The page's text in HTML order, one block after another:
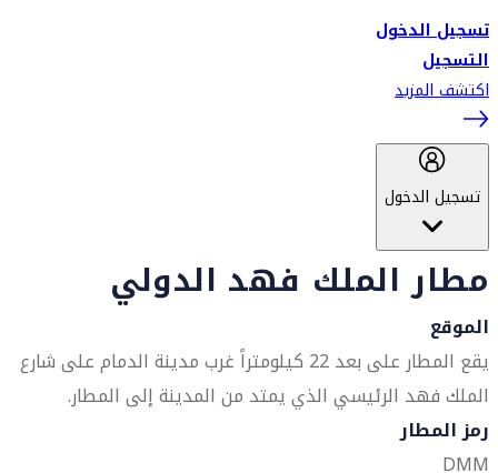
تسجيل الدخول
التسجيل
اكتشف المزيد
تسجيل الدخول
مطار الملك فهد الدولي
الموقع
يقع المطار على بعد 22 كيلومتراً غرب مدينة الدمام على شارع
الملك فهد الرئيسي الذي يمتد من المدينة إلى المطار.
رمز المطار
DMM